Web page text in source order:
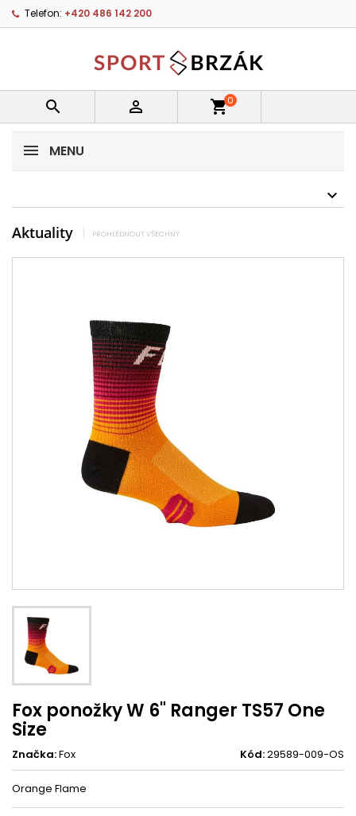
Telefon: +420 486 142 200
  shopping_cart0
MENU
Aktuality PROHLÉDNOUT VŠECHNY
Fox ponožky W 6" Ranger TS57 One
Size
Značka:Fox Kód:29589-009-OS
Orange Flame